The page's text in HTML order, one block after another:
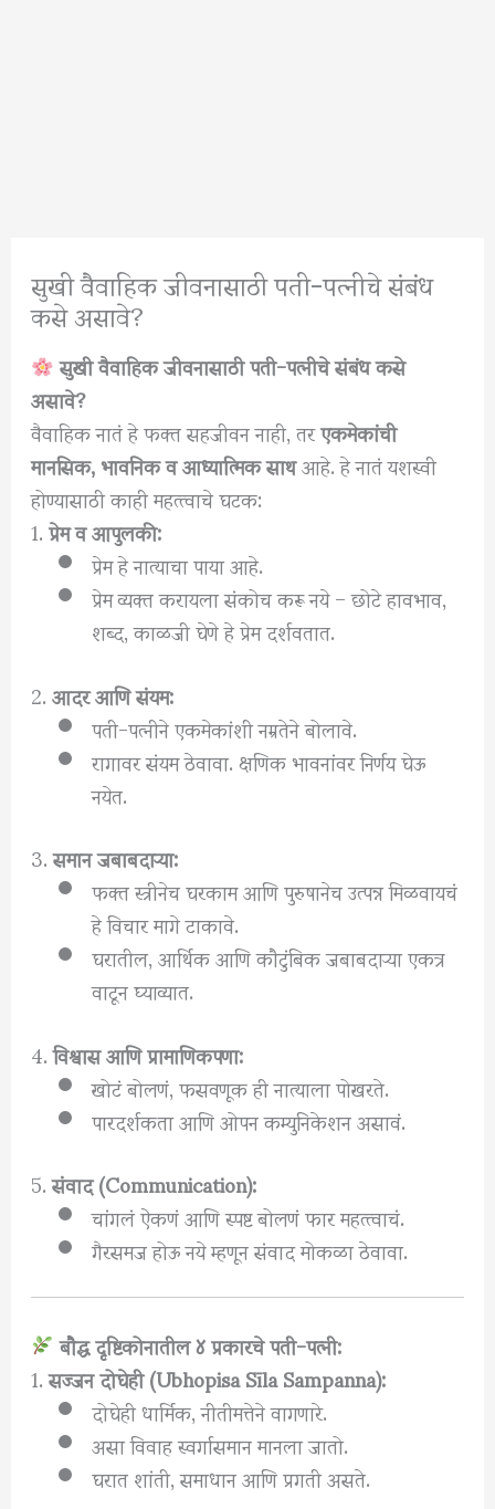
सुखी वैवाहिक जीवनासाठी पती-पत्नीचे संबंध
कसे असावे?
सुखी वैवाहिक जीवनासाठी पती-पत्नीचे संबंध कसे
असावे?
वैवाहिक नातं हे फक्त सहजीवन नाही, तरएकमेकांची
मानसिक, भावनिक व आध्यात्मिक साथआहे. हे नातं यशस्वी
होण्यासाठी काही महत्त्वाचे घटक:
1.प्रेम व आपुलकी:
प्रेम हे नात्याचा पाया आहे.
प्रेम व्यक्त करायला संकोच करू नये – छोटे हावभाव,
शब्द, काळजी घेणे हे प्रेम दर्शवतात.
2.आदर आणि संयम:
पती-पत्नीने एकमेकांशी नम्रतेने बोलावे.
रागावर संयम ठेवावा. क्षणिक भावनांवर निर्णय घेऊ
नयेत.
3.समान जबाबदाऱ्या:
फक्त स्त्रीनेच घरकाम आणि पुरुषानेच उत्पन्न मिळवायचं
हे विचार मागे टाकावे.
घरातील, आर्थिक आणि कौटुंबिक जबाबदाऱ्या एकत्र
वाटून घ्याव्यात.
4.विश्वास आणि प्रामाणिकपणा:
खोटं बोलणं, फसवणूक ही नात्याला पोखरते.
पारदर्शकता आणि ओपन कम्युनिकेशन असावं.
5.संवाद (Communication):
चांगलं ऐकणं आणि स्पष्ट बोलणं फार महत्त्वाचं.
गैरसमज होऊ नये म्हणून संवाद मोकळा ठेवावा.
बौद्ध दृष्टिकोनातील ४ प्रकारचे पती-पत्नी:
1.सज्जन दोघेही (Ubhopisa Sīla Sampanna):
दोघेही धार्मिक, नीतीमत्तेने वागणारे.
असा विवाह स्वर्गासमान मानला जातो.
घरात शांती, समाधान आणि प्रगती असते.